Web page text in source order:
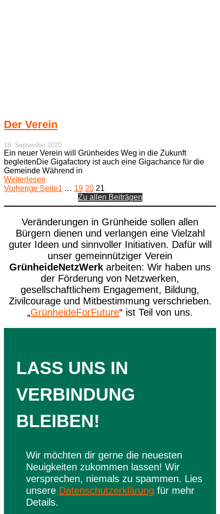
Der Verein
18. September 2020
Ein neuer Verein will Grünheides Weg in die Zukunft
begleitenDie Gigafactory ist auch eine Gigachance für die
Gemeinde Während in
Weiterlesen
Vorherige Seite1 … 19 20 21
Zu allen Beiträgen
Veränderungen in Grünheide sollen allen
Bürgern dienen und verlangen eine Vielzahl
guter Ideen und sinnvoller Initiativen. Dafür will
unser gemeinnütziger Verein
GrünheideNetzWerk arbeiten: Wir haben uns
der Förderung von Netzwerken,
gesellschaftlichem Engagement, Bildung,
Zivilcourage und Mitbestimmung verschrieben.
„GrünheideForFuture“ ist Teil von uns.
LASS UNS IN
VERBINDUNG
BLEIBEN!
Wir möchten dir gerne die neuesten
Neuigkeiten zukommen lassen! Wir
versprechen, niemals zu spammen. Lies
unsere Datenschutzerklärung für mehr
Details.